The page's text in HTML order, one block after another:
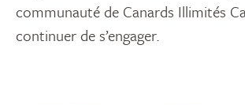
communauté de Canards Illimités
continuer de s’engager.